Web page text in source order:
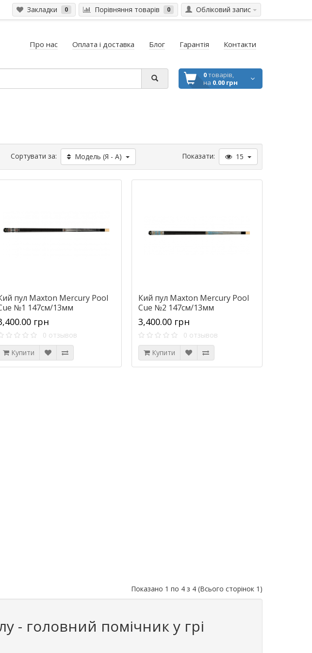
Обліковий запис
Закладки 0 Порівняння товарів 0
Про нас Оплата і доставка Блог Гарантія Контакти
0товарів,
на 0.00 грн
Сортувати за: Модель (Я - A) Показати: 15
пул Maxton Mercury Pool
№1 147см/13мм
грн
0 отзывов
Купити
Кий пул Maxton Mercury Pool
Cue №2 147см/13мм
3,400.00 грн
0 отзывов
Купити
Показано 1 по 4 з 4 (Всього сторінок 1)
- головний помічник у грі